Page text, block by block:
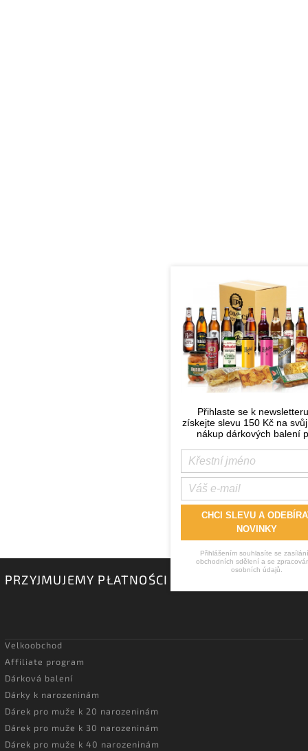
PRZYJMUJEMY PŁATNOŚCI ONLINE
Velkoobchod
Affiliate program
Dárková balení
Dárky k narozeninám
Dárek pro muže k 20 narozeninám
Dárek pro muže k 30 narozeninám
Dárek pro muže k 40 narozeninám
Přihlaste se k
získejte slevu 150 Kč na
nákup dárkových balení
CHCI SLEVU A
NOVINKY
Přihlášením souhlasíte se
obchodních sdělení a se
osobních údajů.